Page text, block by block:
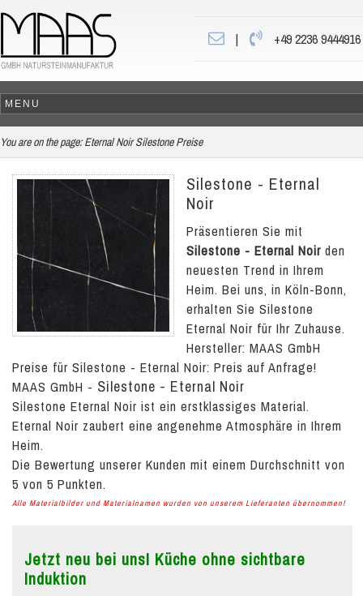
| +49 2236 9444916
You are on the page: Eternal Noir Silestone Preise
Silestone - Eternal
Noir
Präsentieren Sie mit
Silestone - Eternal Noir den
neuesten Trend in Ihrem
Heim. Bei uns, in Köln-Bonn,
erhalten Sie Silestone
Eternal Noir für Ihr Zuhause.
Hersteller: MAAS GmbH
Preise für Silestone - Eternal Noir: Preis auf Anfrage!
MAAS GmbH - Silestone - Eternal Noir
Silestone Eternal Noir ist ein erstklassiges Material.
Eternal Noir zaubert eine angenehme Atmosphäre in Ihrem
Heim.
Die Bewertung unserer Kunden mit einem Durchschnitt von
5 von 5 Punkten.
Alle Materialbilder und Materialnamen wurden von unserem Lieferanten übernommen!
Jetzt neu bei uns! Küche ohne sichtbare
Induktion